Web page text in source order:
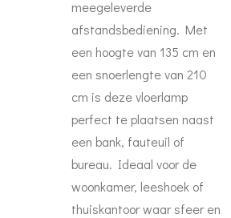
meegeleverde
afstandsbediening. Met
een hoogte van 135 cm en
een snoerlengte van 210
cm is deze vloerlamp
perfect te plaatsen naast
een bank, fauteuil of
bureau. Ideaal voor de
woonkamer, leeshoek of
thuiskantoor waar sfeer en